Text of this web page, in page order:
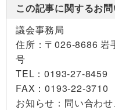
この記事に関するお
議会事務局
住所： 〒026-8686 岩
号
TEL：0193-27-8459
FAX：0193-22-3710
お知らせ： 問い合わ